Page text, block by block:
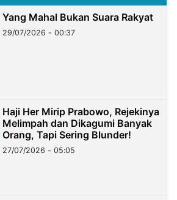
Yang Mahal Bukan Suara Rakyat
29/07/2026 - 00:37
Haji Her Mirip Prabowo, Rejekinya
Melimpah dan Dikagumi Banyak
Orang, Tapi Sering Blunder!
27/07/2026 - 05:05